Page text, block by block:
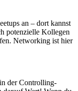
an – dort kannst
potenzielle Kollegen
Networking ist hier
der Controlling-